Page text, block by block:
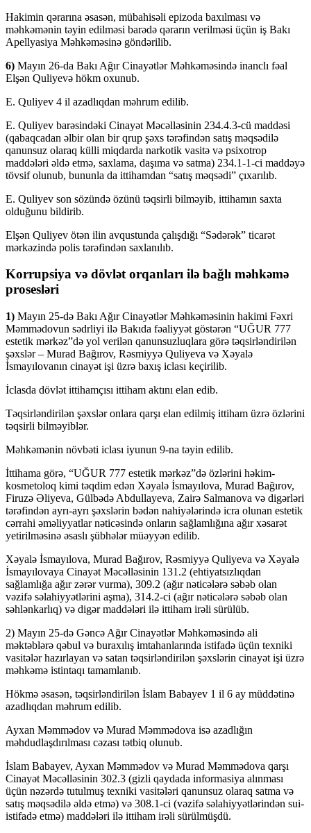
Hakimin qərarına əsasən, mübahisəli epizoda baxılması və
məhkəmənin təyin edilməsi barədə qərarın verilməsi üçün iş Bakı
Apellyasiya Məhkəməsinə göndərilib.
6) Mayın 26-da Bakı Ağır Cinayətlər Məhkəməsində inanclı fəal
Elşən Quliyevə hökm oxunub.
E. Quliyev 4 il azadlıqdan məhrum edilib.
E. Quliyev barəsindəki Cinayət Məcəlləsinin 234.4.3-cü maddəsi
(qabaqcadan əlbir olan bir qrup şəxs tərəfindən satış məqsədilə
qanunsuz olaraq külli miqdarda narkotik vasitə və psixotrop
maddələri əldə etmə, saxlama, daşıma və satma) 234.1-1-ci maddəyə
tövsif olunub, bununla da ittihamdan “satış məqsədi” çıxarılıb.
E. Quliyev son sözündə özünü təqsirli bilməyib, ittihamın saxta
olduğunu bildirib.
Elşən Quliyev ötən ilin avqustunda çalışdığı “Sədərək” ticarət
mərkəzində polis tərəfindən saxlanılıb.
Korrupsiya və dövlət orqanları ilə bağlı məhkəmə
prosesləri
1) Mayın 25-də Bakı Ağır Cinayətlər Məhkəməsinin hakimi Fəxri
Məmmədovun sədrliyi ilə Bakıda fəaliyyət göstərən “UĞUR 777
estetik mərkəz”də yol verilən qanunsuzluqlara görə təqsirləndirilən
şəxslər – Murad Bağırov, Rəsmiyyə Quliyeva və Xəyalə
İsmayılovanın cinayət işi üzrə baxış iclası keçirilib.
İclasda dövlət ittihamçısı ittiham aktını elan edib.
Təqsirləndirilən şəxslər onlara qarşı elan edilmiş ittiham üzrə özlərini
təqsirli bilməyiblər.
Məhkəmənin növbəti iclası iyunun 9-na təyin edilib.
İttihama görə, “UĞUR 777 estetik mərkəz”də özlərini həkim-
kosmetoloq kimi təqdim edən Xəyalə İsmayılova, Murad Bağırov,
Firuzə Əliyeva, Gülbədə Abdullayeva, Zairə Salmanova və digərləri
tərəfindən ayrı-ayrı şəxslərin bədən nahiyələrində icra olunan estetik
cərrahi əməliyyatlar nəticəsində onların sağlamlığına ağır xəsarət
yetirilməsinə əsaslı şübhələr müəyyən edilib.
Xəyalə İsmayılova, Murad Bağırov, Rəsmiyyə Quliyeva və Xəyalə
İsmayılovaya Cinayət Məcəlləsinin 131.2 (ehtiyatsızlıqdan
sağlamlığa ağır zərər vurma), 309.2 (ağır nəticələrə səbəb olan
vəzifə səlahiyyətlərini aşma), 314.2-ci (ağır nəticələrə səbəb olan
səhlənkarlıq) və digər maddələri ilə ittiham irəli sürülüb.
2) Mayın 25-də Gəncə Ağır Cinayətlər Məhkəməsində ali
məktəblərə qəbul və buraxılış imtahanlarında istifadə üçün texniki
vasitələr hazırlayan və satan təqsirləndirilən şəxslərin cinayət işi üzrə
məhkəmə istintaqı tamamlanıb.
Hökmə əsasən, təqsirləndirilən İslam Babayev 1 il 6 ay müddətinə
azadlıqdan məhrum edilib.
Ayxan Məmmədov və Murad Məmmədova isə azadlığın
məhdudlaşdırılması cəzası tətbiq olunub.
İslam Babayev, Ayxan Məmmədov və Murad Məmmədova qarşı
Cinayət Məcəlləsinin 302.3 (gizli qaydada informasiya alınması
üçün nəzərdə tutulmuş texniki vasitələri qanunsuz olaraq satma və
satış məqsədilə əldə etmə) və 308.1-ci (vəzifə səlahiyyətlərindən sui-
istifadə etmə) maddələri ilə ittiham irəli sürülmüşdü.